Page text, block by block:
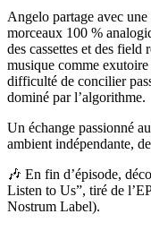
Angelo partage avec une
morceaux 100 %
des cassettes et des
musique comme
difficulté de concilier
dominé par l’algorithme.
Un échange passionné
ambient indépendante,
🎶 En fin d’épisode,
Listen to Us”, tiré de
Nostrum Label).